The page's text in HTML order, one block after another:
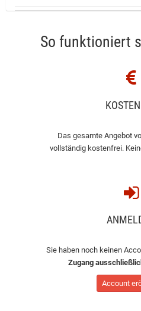
So funktioniert
Das gesamte Angebot
vollständig kostenfrei.
Sie haben noch keinen
Zugang
Account